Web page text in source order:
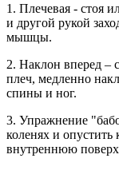
1. Плечевая - стоя
и другой рукой
мышцы.
2. Наклон вперед –
плеч, медленно
спины и ног.
3. Упражнение
коленях и опустить
внутреннюю